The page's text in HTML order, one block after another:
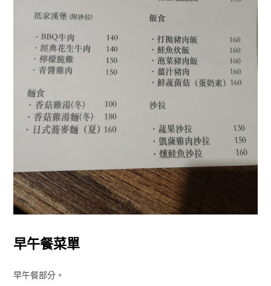
早午餐菜單
早午餐部分。